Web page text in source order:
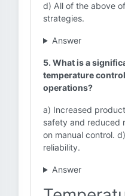
d) All of the above
strategies.
Answer
5. What is a
temperature
operations?
a) Increased
safety and reduced
on manual control.
reliability.
Answer